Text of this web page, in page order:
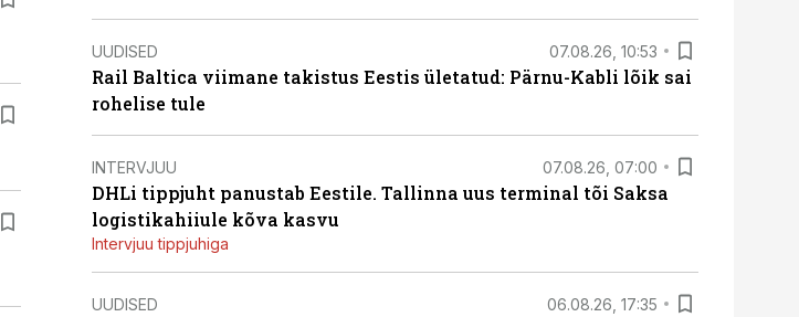
UUDISED 07.08.26, 10:53
Rail Baltica viimane takistus Eestis ületatud: Pärnu-Kabli lõik sai
rohelise tule
INTERVJUU 07.08.26, 07:00
DHLi tippjuht panustab Eestile. Tallinna uus terminal tõi Saksa
logistikahiiule kõva kasvu
Intervjuu tippjuhiga
UUDISED 06.08.26, 17:35